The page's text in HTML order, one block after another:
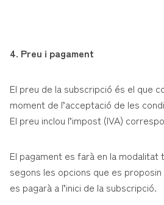
4. Preu i pagament
El preu de la subscripció és el que
moment de l’acceptació de les
El preu inclou l’impost (IVA)
El pagament es farà en la modalitat
segons les opcions que es
es pagarà a l’inici de la subscripció.